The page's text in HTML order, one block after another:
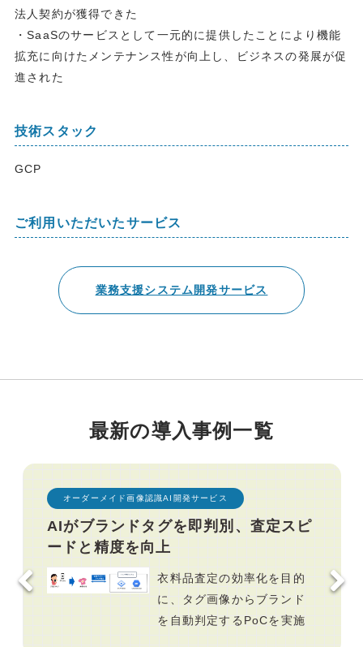
法人契約が獲得できた
・SaaSのサービスとして一元的に提供したことにより機能
拡充に向けたメンテナンス性が向上し、ビジネスの発展が促
進された
技術スタック
GCP
ご利用いただいたサービス
業務支援システム開発サービス
最新の導入事例一覧
オーダーメイド画像認識AI開発サービス
AIがブランドタグを即判別、査定スピ
ードと精度を向上
衣料品査定の効率化を目的
に、タグ画像からブランド
を自動判定するPoCを実施